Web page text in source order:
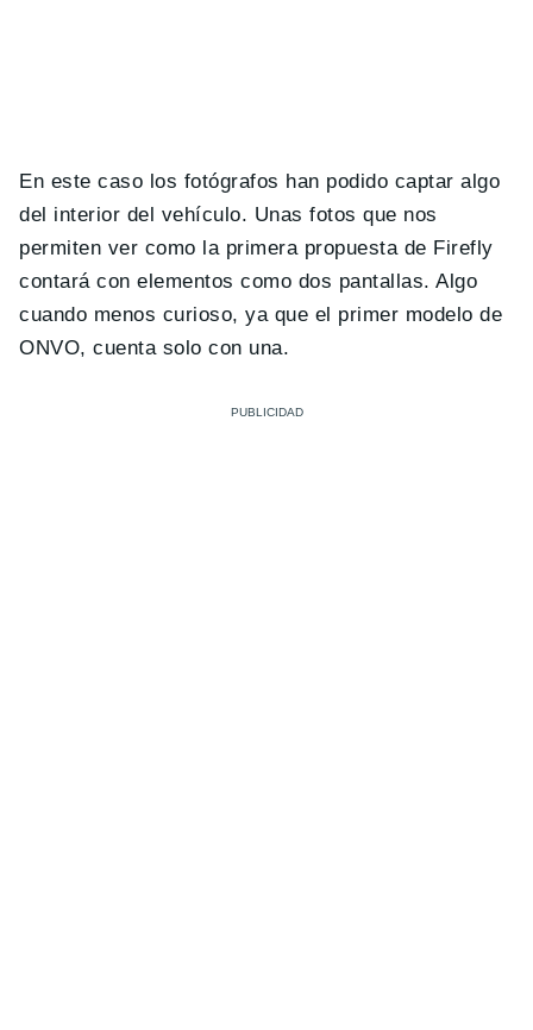
En este caso los fotógrafos han podido captar algo
del interior del vehículo. Unas fotos que nos
permiten ver como la primera propuesta de Firefly
contará con elementos como dos pantallas. Algo
cuando menos curioso, ya que el primer modelo de
ONVO, cuenta solo con una.